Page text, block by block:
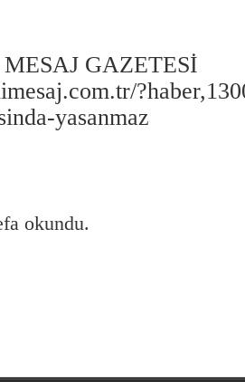
GAZETESİ
yasanmaz
okundu.